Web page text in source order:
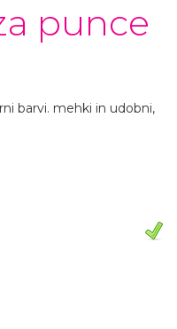
punce
barvi. mehki in udobni,